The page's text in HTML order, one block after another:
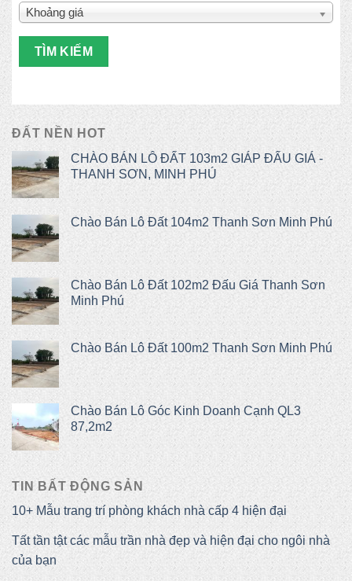
Khoảng giá
TÌM KIẾM
ĐẤT NỀN HOT
CHÀO BÁN LÔ ĐẤT 103m2 GIÁP ĐẤU GIÁ -
THANH SƠN, MINH PHÚ
Chào Bán Lô Đất 104m2 Thanh Sơn Minh Phú
Chào Bán Lô Đất 102m2 Đấu Giá Thanh Sơn
Minh Phú
Chào Bán Lô Đất 100m2 Thanh Sơn Minh Phú
Chào Bán Lô Góc Kinh Doanh Cạnh QL3
87,2m2
Original
price
was:
2,092,000,000 ₫.
Current
price
is:
2,000,000,000 ₫.
TIN BẤT ĐỘNG SẢN
10+ Mẫu trang trí phòng khách nhà cấp 4 hiện đại
Tất tần tật các mẫu trần nhà đẹp và hiện đại cho ngôi nhà
của bạn